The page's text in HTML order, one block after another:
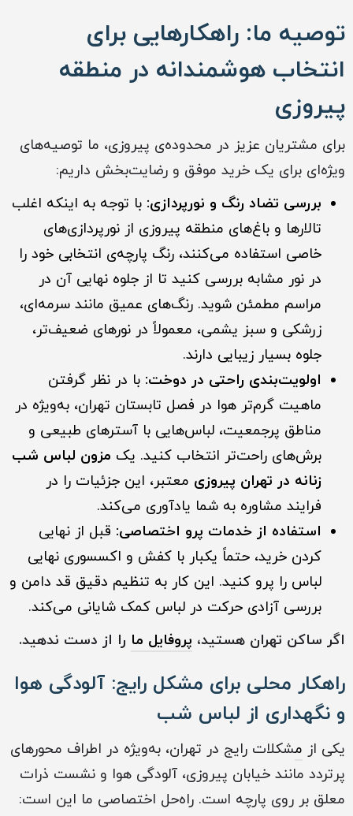
توصیه ما: راهکارهایی برای
انتخاب هوشمندانه در منطقه
پیروزی
برای مشتریان عزیز در محدوده‌ی پیروزی، ما توصیه‌های
ویژه‌ای برای یک خرید موفق و رضایت‌بخش داریم:
بررسی تضاد رنگ و نورپردازی: با توجه به اینکه اغلب
تالارها و باغ‌های منطقه پیروزی از نورپردازی‌های
خاصی استفاده می‌کنند، رنگ پارچه‌ی انتخابی خود را
در نور مشابه بررسی کنید تا از جلوه نهایی آن در
مراسم مطمئن شوید. رنگ‌های عمیق مانند سرمه‌ای،
زرشکی و سبز یشمی، معمولاً در نورهای ضعیف‌تر،
جلوه بسیار زیبایی دارند.
اولویت‌بندی راحتی در دوخت: با در نظر گرفتن
ماهیت گرم‌تر هوا در فصل تابستان تهران، به‌ویژه در
مناطق پرجمعیت، لباس‌هایی با آسترهای طبیعی و
برش‌های راحت‌تر انتخاب کنید. یک مزون لباس شب
زنانه در تهران پیروزی معتبر، این جزئیات را در
فرایند مشاوره به شما یادآوری می‌کند.
استفاده از خدمات پرو اختصاصی: قبل از نهایی
کردن خرید، حتماً یکبار با کفش و اکسسوری نهایی
لباس را پرو کنید. این کار به تنظیم دقیق قد دامن و
بررسی آزادی حرکت در لباس کمک شایانی می‌کند.
اگر ساکن ‏تهران ‏هستید، پروفایل ما را از دست ندهید.
راهکار محلی برای مشکل رایج: آلودگی هوا
و نگهداری از لباس شب
یکی از مشکلات رایج در تهران، به‌ویژه در اطراف محورهای
پرتردد مانند خیابان پیروزی، آلودگی هوا و نشست ذرات
معلق بر روی پارچه است. راه‌حل اختصاصی ما این است: